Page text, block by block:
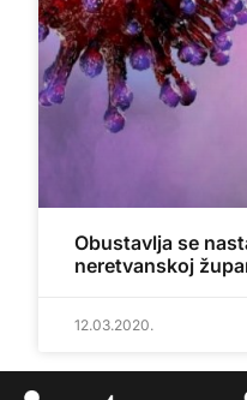
Obustavlja se
neretvanskoj
12.03.2020.